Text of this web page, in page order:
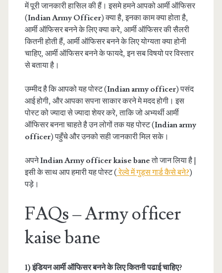
में पूरी जानकारी हासिल की हैं। इसमे हमने आपको आर्मी ऑफिसर
(Indian Army Officer) क्या है, इनका काम क्या होता है,
आर्मी ऑफिसर बनने के लिए क्या करे, आर्मी ऑफिसर की सैलरी
कितनी होती हैं, आर्मी ऑफिसर बनने के लिए योग्यता क्या होनी
चाहिए, आर्मी ऑफिसर बनने के फायदे, इन सब विषयो पर विस्तार
से बताया है।
उम्मीद है कि आपको यह पोस्ट (Indian army officer) पसंद
आई होगी, और आपका सपना साकार करने मे मदद होगी। इस
पोस्ट को ज्यादा से ज्यादा शेयर करे, ताकि जो अभ्यर्थी आर्मी
ऑफिसर बनना चाहते है उन लोगों तक यह पोस्ट (Indian army
officer) पहुँचे और उनको सही जानकारी मिल सके।
अपनेIndian Army officer kaise baneतो जान लिया है |
इसी के साथ आप हमारी यह पोस्ट (रेल्वे में गुड्स गार्ड कैसे बने?)
पड़े।
FAQs – Army officer
kaise bane
1) इंडियन आर्मी ऑफिसर बनने के लिए कितनी पढाई चाहिए?